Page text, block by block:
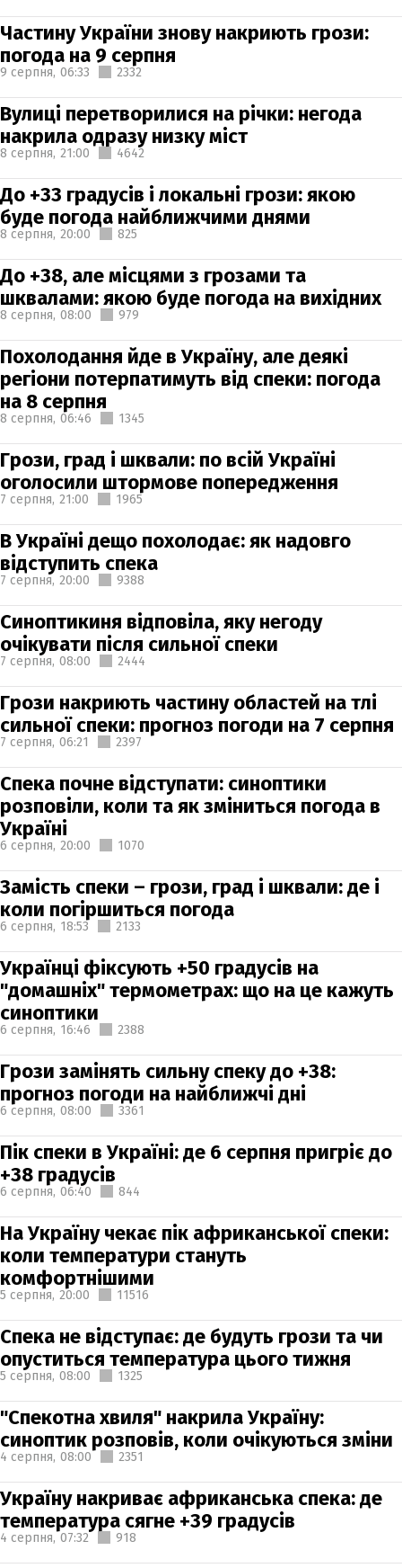
Частину України знову накриють грози:
погода на 9 серпня
9 серпня, 06:33 2332
Вулиці перетворилися на річки: негода
накрила одразу низку міст
8 серпня, 21:00 4642
До +33 градусів і локальні грози: якою
буде погода найближчими днями
8 серпня, 20:00 825
До +38, але місцями з грозами та
шквалами: якою буде погода на вихідних
8 серпня, 08:00 979
Похолодання йде в Україну, але деякі
регіони потерпатимуть від спеки: погода
на 8 серпня
8 серпня, 06:46 1345
Грози, град і шквали: по всій Україні
оголосили штормове попередження
7 серпня, 21:00 1965
В Україні дещо похолодає: як надовго
відступить спека
7 серпня, 20:00 9388
Синоптикиня відповіла, яку негоду
очікувати після сильної спеки
7 серпня, 08:00 2444
Грози накриють частину областей на тлі
сильної спеки: прогноз погоди на 7 серпня
7 серпня, 06:21 2397
Спека почне відступати: синоптики
розповіли, коли та як зміниться погода в
Україні
6 серпня, 20:00 1070
Замість спеки – грози, град і шквали: де і
коли погіршиться погода
6 серпня, 18:53 2133
Українці фіксують +50 градусів на
"домашніх" термометрах: що на це кажуть
синоптики
6 серпня, 16:46 2388
Грози замінять сильну спеку до +38:
прогноз погоди на найближчі дні
6 серпня, 08:00 3361
Пік спеки в Україні: де 6 серпня пригріє до
+38 градусів
6 серпня, 06:40 844
На Україну чекає пік африканської спеки:
коли температури стануть
комфортнішими
5 серпня, 20:00 11516
Спека не відступає: де будуть грози та чи
опуститься температура цього тижня
5 серпня, 08:00 1325
"Спекотна хвиля" накрила Україну:
синоптик розповів, коли очікуються зміни
4 серпня, 08:00 2351
Україну накриває африканська спека: де
температура сягне +39 градусів
4 серпня, 07:32 918